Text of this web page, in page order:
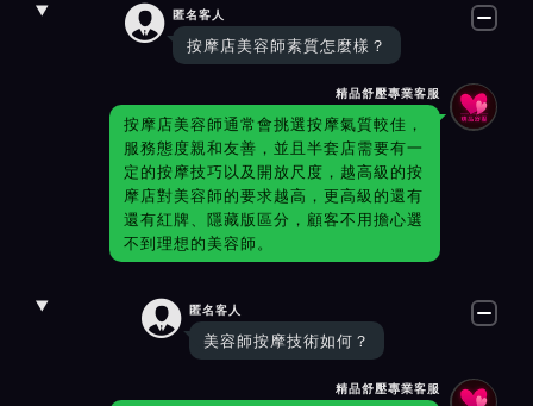
 匿名客人
按摩店美容師素質怎麼樣？
精品舒壓專業客服
按摩店美容師通常會挑選按摩氣質較佳，
服務態度親和友善，並且半套店需要有一
定的按摩技巧以及開放尺度，越高級的按
摩店對美容師的要求越高，更高級的還有
還有紅牌、隱藏版區分，顧客不用擔心選
不到理想的美容師。
 匿名客人
美容師按摩技術如何？
精品舒壓專業客服